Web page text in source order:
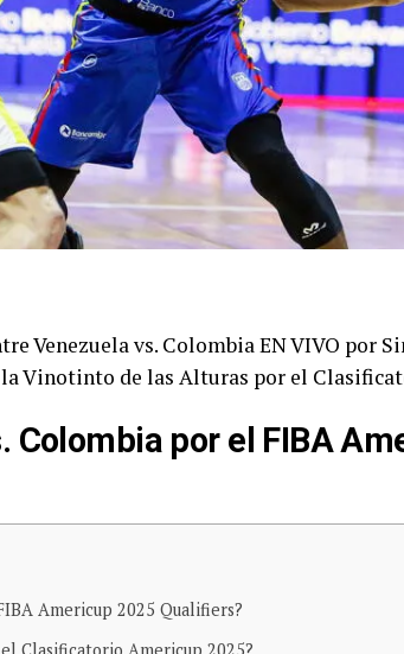
Venezuela vs. Colombia EN VIVO por
Vinotinto de las Alturas por el
Colombia por el FIBA
Americup 2025 Qualifiers?